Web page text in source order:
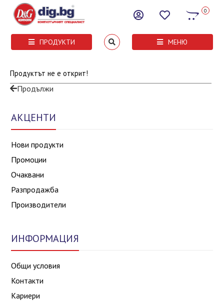
0
ПРОДУКТИ МЕНЮ
Продуктът не е открит!
Продължи
АКЦЕНТИ
Нови продукти
Промоции
Очаквани
Разпродажба
Производители
ИНФОРМАЦИЯ
Общи условия
Контакти
Кариери